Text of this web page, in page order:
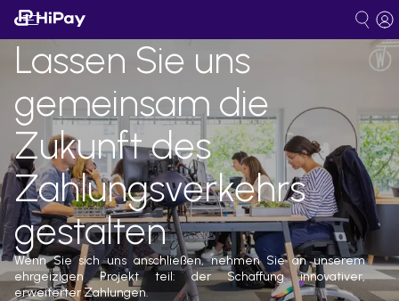
Lassen Sie uns
gemeinsam die
Zukunft des
Zahlungsverkehrs
gestalten
Wenn Sie sich uns anschließen, nehmen Sie an unserem
ehrgeizigen Projekt teil: der Schaffung innovativer,
erweiterter Zahlungen.